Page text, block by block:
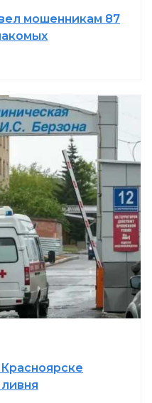
мошенникам 87